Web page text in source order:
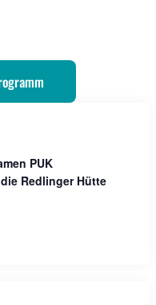
PUK
Redlinger Hütte